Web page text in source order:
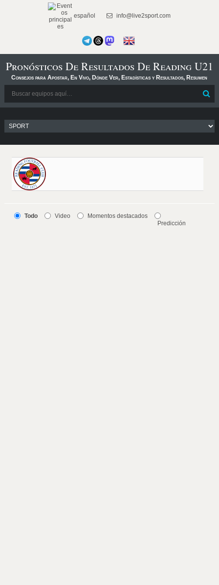
español info@live2sport.com
Pronósticos De Resultados De Reading U21
Consejos para Apostar, En Vivo, Dónde Ver, Estadísticas y Resultados, Resumen
Todo Video
Momentos destacados
Predicción